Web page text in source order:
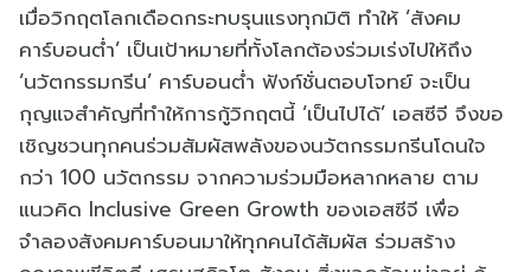
เมื่อวิกฤตโลกเดือดกระทบรุนแรงทุกมิติ ทำให้ ‘สังคม
คาร์บอนต่ำ’ เป็นเป้าหมายที่ทั้งโลกต้องร่วมเร่งไปให้ถึง
‘นวัตกรรมกรีน’ คาร์บอนต่ำ ฟังก์ชั่นตอบโจทย์ จะเป็น
กุญแจสำคัญที่ทำให้การกู้วิกฤตนี้ ‘เป็นไปได้’ เอสซีจี จึงขอ
เชิญชวนทุกคนร่วมสัมผัสพลังของนวัตกรรมกรีนโดนใจ
กว่า 100 นวัตกรรม จากความร่วมมือหลากหลาย ตาม
แนวคิด Inclusive Green Growth ของเอสซีจี เพื่อ
จำลองสังคมคาร์บอนมาให้ทุกคนได้สัมผัส ร่วมสร้าง